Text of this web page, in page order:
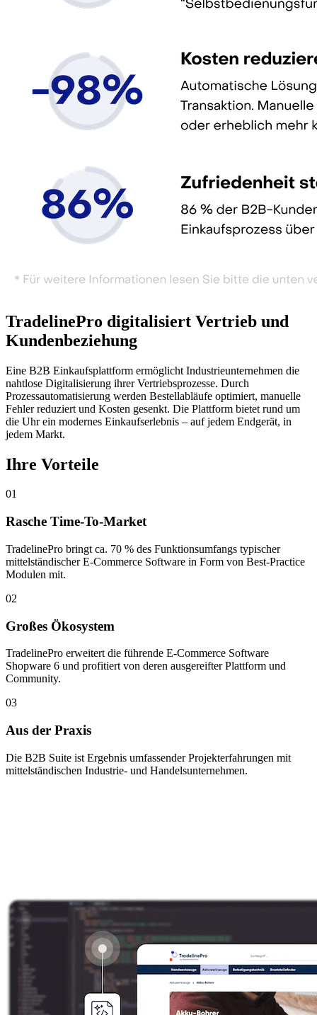
TradelinePro digitalisiert Vertrieb und
Kundenbeziehung
Eine B2B Einkaufsplattform ermöglicht Industrieunternehmen die
nahtlose Digitalisierung ihrer Vertriebsprozesse. Durch
Prozessautomatisierung werden Bestellabläufe optimiert, manuelle
Fehler reduziert und Kosten gesenkt. Die Plattform bietet rund um
die Uhr ein modernes Einkaufserlebnis – auf jedem Endgerät, in
jedem Markt.
Ihre Vorteile
01
Rasche Time-To-Market
TradelinePro bringt ca. 70 % des Funktionsumfangs typischer
mittelständischer E-Commerce Software in Form von Best-Practice
Modulen mit.
02
Großes Ökosystem
TradelinePro erweitert die führende E-Commerce Software
Shopware 6 und profitiert von deren ausgereifter Plattform und
Community.
03
Aus der Praxis
Die B2B Suite ist Ergebnis umfassender Projekterfahrungen mit
mittelständischen Industrie- und Handelsunternehmen.